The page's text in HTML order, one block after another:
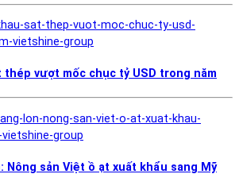
thép vượt mốc chục tỷ USD trong năm
Nông sản Việt ồ ạt xuất khẩu sang Mỹ